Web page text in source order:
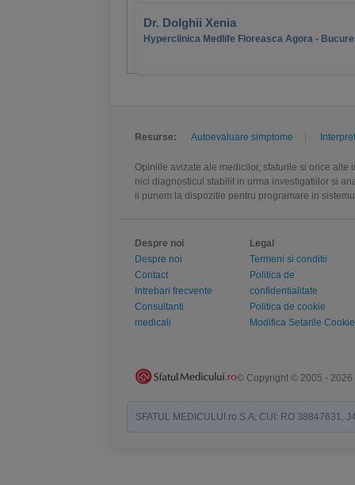
Dr. Dolghii Xenia
Hyperclinica Medlife Floreasca Agora -
Resurse: Autoevaluare simptome
Opiniile avizate ale medicilor, sfaturile si orice
nici diagnosticul stabilit in urma investigatiilor si
ii punem la dispozitie pentru programare in
Despre noi
Despre noi
Contact
Intrebari frecvente
Consultanti
medicali
Legal
Termeni si conditii
Politica de
confidentialitate
Politica de cookie
Modifica Setarile Cookie
© Copyright © 2005 - 2026
SFATUL MEDICULUI.ro S.A, CUI: RO 38847631,